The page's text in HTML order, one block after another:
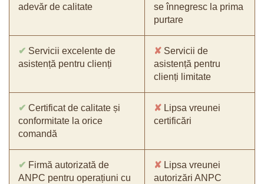
adevăr de calitate
se înnegresc la prima
purtare
✔ Servicii excelente de
asistență pentru clienți
✘ Servicii de
asistență pentru
clienți limitate
✔ Certificat de calitate și
conformitate la orice
comandă
✘ Lipsa vreunei
certificări
✔ Firmă autorizată de
ANPC pentru operațiuni cu
✘ Lipsa vreunei
autorizări ANPC